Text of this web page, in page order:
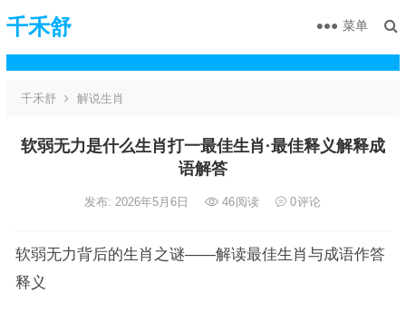
千禾舒 菜单
千禾舒 解说生肖
软弱无力是什么生肖打一最佳生肖·最佳释义解释成
语解答
发布: 2026年5月6日 46阅读 0评论
软弱无力背后的生肖之谜——解读最佳生肖与成语作答
释义